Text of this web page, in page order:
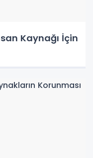
Kaynağı İçin